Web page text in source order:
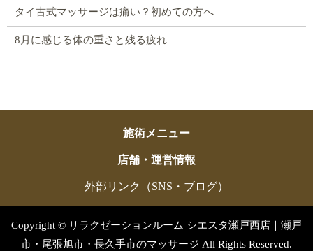
タイ古式マッサージは痛い？初めての方へ
8月に感じる体の重さと残る疲れ
施術メニュー
店舗・運営情報
外部リンク（SNS・ブログ）
Copyright © リラクゼーションルーム シエスタ瀬戸西店｜瀬戸
市・尾張旭市・長久手市のマッサージ All Rights Reserved.